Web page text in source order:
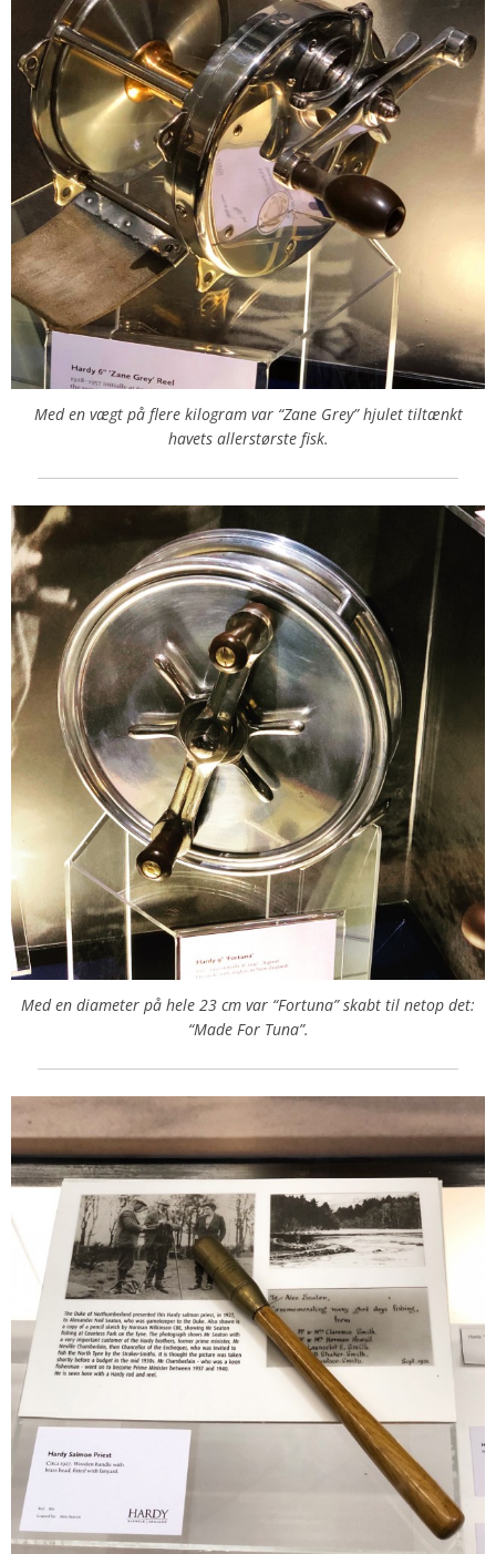
Med en vægt på flere kilogram var “Zane Grey” hjulet tiltænkt
havets allerstørste fisk.
Med en diameter på hele 23 cm var “Fortuna” skabt til netop det:
“Made For Tuna”.